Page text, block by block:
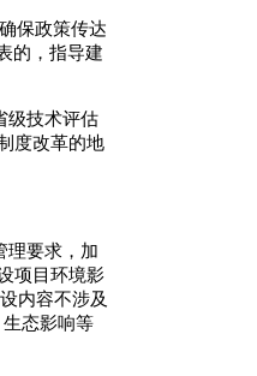
保政策传达
的，指导建
级技术评估
度改革的地
理要求，加
项目环境影
内容不涉及
态影响等